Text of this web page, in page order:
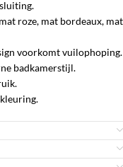
roze, mat bordeaux, mat
voorkomt vuilophoping.
badkamerstijl.